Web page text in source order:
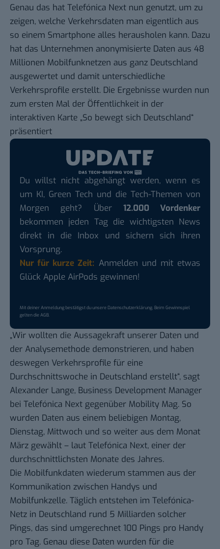
Genau das hat Telefónica Next nun genutzt, um zu
zeigen, welche Verkehrsdaten man eigentlich aus
so einem Smartphone alles herausholen kann. Dazu
hat das Unternehmen anonymisierte Daten aus 48
Millionen Mobilfunknetzen aus ganz Deutschland
ausgewertet und damit unterschiedliche
Verkehrsprofile erstellt. Die Ergebnisse wurden nun
zum ersten Mal der Öffentlichkeit in der
interaktiven Karte „So bewegt sich Deutschland“
präsentiert
Du willst nicht abgehängt werden, wenn es
um KI, Green Tech und die Tech-Themen von
Morgen geht? Über 12.000 Vordenker
bekommen jeden Tag die wichtigsten News
direkt in die Inbox und sichern sich ihren
Vorsprung.
Nur für kurze Zeit: Anmelden und mit etwas
Glück Apple AirPods gewinnen!
Mit deiner Anmeldung bestätigst du unsereDatenschutzerklärung. Beim Gewinnspiel
gelten dieAGB.
„Wir wollten die Aussagekraft unserer Daten und
der Analysemethode demonstrieren, und haben
deswegen Verkehrsprofile für eine
Durchschnittswoche in Deutschland erstellt“, sagt
Alexander Lange, Business Development Manager
bei Telefónica Next gegenüber Mobility Mag. So
wurden Daten aus einem beliebigen Montag,
Dienstag, Mittwoch und so weiter aus dem Monat
März gewählt – laut Telefónica Next, einer der
durchschnittlichsten Monate des Jahres.
Die Mobilfunkdaten wiederum stammen aus der
Kommunikation zwischen Handys und
Mobilfunkzelle. Täglich entstehen im Telefónica-
Netz in Deutschland rund 5 Milliarden solcher
Pings, das sind umgerechnet 100 Pings pro Handy
pro Tag. Genau diese Daten wurden für die